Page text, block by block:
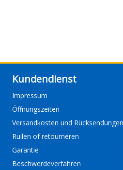
Kundendienst
Impressum
Öffnungszeiten
Versandkosten und Rücksendungen
Ruilen of retourneren
Garantie
Beschwerdeverfahren